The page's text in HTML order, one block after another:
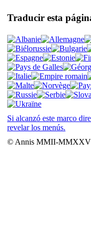
Traducir esta
Si alcanzó este marco
revelar los menús.
© Annis MMII-